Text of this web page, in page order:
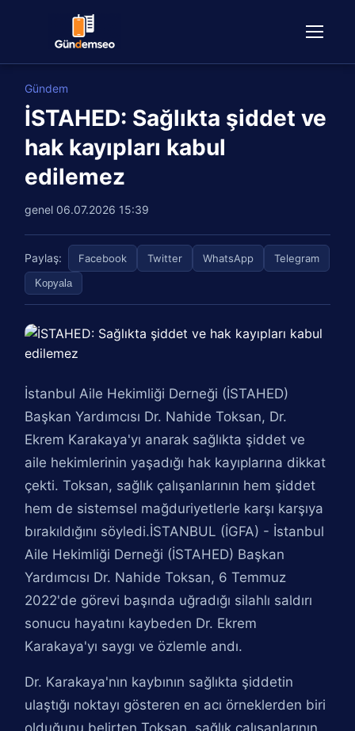
Gündem
İSTAHED: Sağlıkta şiddet ve
hak kayıpları kabul
edilemez
genel 06.07.2026 15:39
Paylaş: Facebook Twitter WhatsApp Telegram
Kopyala
İstanbul Aile Hekimliği Derneği (İSTAHED)
Başkan Yardımcısı Dr. Nahide Toksan, Dr.
Ekrem Karakaya'yı anarak sağlıkta şiddet ve
aile hekimlerinin yaşadığı hak kayıplarına dikkat
çekti. Toksan, sağlık çalışanlarının hem şiddet
hem de sistemsel mağduriyetlerle karşı karşıya
bırakıldığını söyledi.İSTANBUL (İGFA) - İstanbul
Aile Hekimliği Derneği (İSTAHED) Başkan
Yardımcısı Dr. Nahide Toksan, 6 Temmuz
2022'de görevi başında uğradığı silahlı saldırı
sonucu hayatını kaybeden Dr. Ekrem
Karakaya'yı saygı ve özlemle andı.
Dr. Karakaya'nın kaybının sağlıkta şiddetin
ulaştığı noktayı gösteren en acı örneklerden biri
olduğunu belirten Toksan, sağlık çalışanlarının